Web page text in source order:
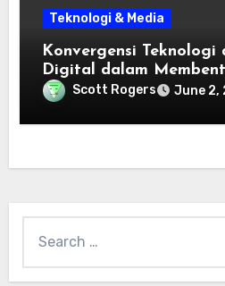
Teknologi & Media
Konvergensi Teknologi
Digital dalam
Konsumsi Informasi
Scott Rogers June 2,